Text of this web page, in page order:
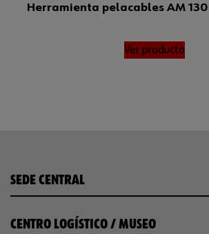
Herramienta pelacables AM 130
Ver producto
SEDE CENTRAL
CENTRO LOGÍSTICO / MUSEO